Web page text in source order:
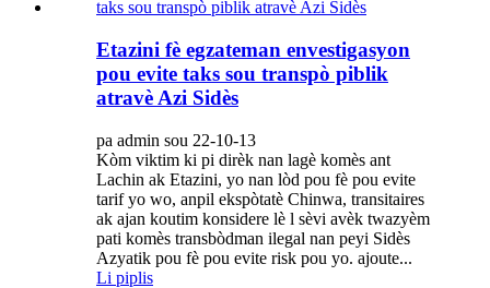
Etazini fè egzateman envestigasyon
pou evite taks sou transpò piblik
atravè Azi Sidès
pa admin sou 22-10-13
Kòm viktim ki pi dirèk nan lagè komès ant
Lachin ak Etazini, yo nan lòd pou fè pou evite
tarif yo wo, anpil ekspòtatè Chinwa, transitaires
ak ajan koutim konsidere lè l sèvi avèk twazyèm
pati komès transbòdman ilegal nan peyi Sidès
Azyatik pou fè pou evite risk pou yo. ajoute...
Li piplis